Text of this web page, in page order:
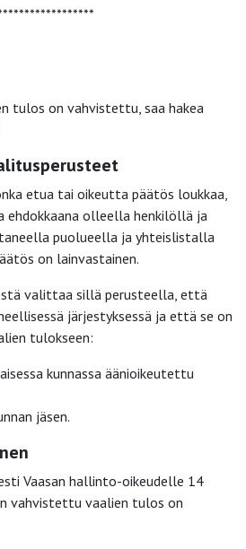
tulos on vahvistettu, saa hakea
etua tai oikeutta päätös loukkaa,
ehdokkaana olleella henkilöllä ja
puolueella ja yhteislistalla
on lainvastainen.
valittaa sillä perusteella, että
järjestyksessä ja että se on
tulokseen:
kunnassa äänioikeutettu
jäsen.
Vaasan hallinto-oikeudelle 14
vahvistettu vaalien tulos on